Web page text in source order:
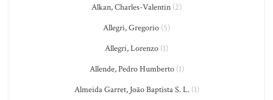
Alkan, Charles-Valentin (2)
Allegri, Gregorio (5)
Allegri, Lorenzo (1)
Allende, Pedro Humberto(1)
Almeida Garret, João Baptista S. L.(1)